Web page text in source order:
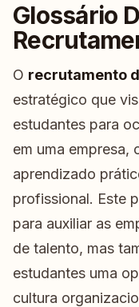
Glossário
O recrutamento
estratégico que
estudantes para
em uma empresa,
aprendizado
profissional. Este
para auxiliar as
de talento, mas
estudantes uma
cultura